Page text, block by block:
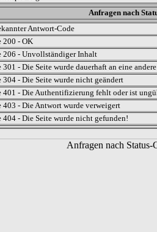
Anfragen nach
Antwort-Code
200 - OK
206 - Unvollständiger Inhalt
301 - Die Seite wurde dauerhaft an eine
304 - Die Seite wurde nicht geändert
401 - Die Authentifizierung fehlt oder ist
403 - Die Antwort wurde verweigert
404 - Die Seite wurde nicht gefunden!